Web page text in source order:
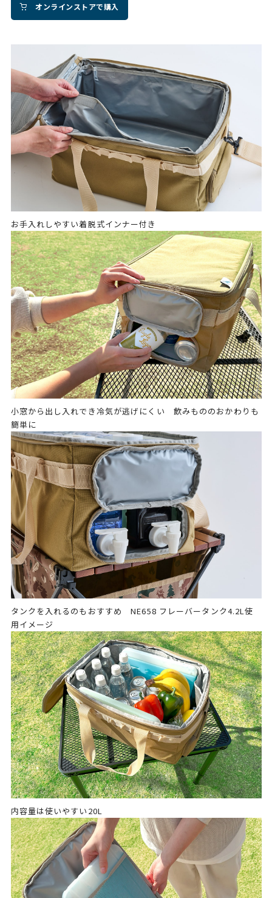
オンラインストアで購入
お手入れしやすい着脱式インナー付き
小窓から出し入れでき冷気が逃げにくい 飲みもののおかわりも
簡単に
タンクを入れるのもおすすめ NE658 フレーバータンク4.2L使
用イメージ
内容量は使いやすい20L